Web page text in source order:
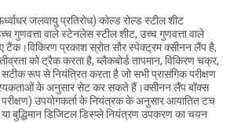
जलवायु प्रतिरोध) कोल्ड रोल्ड स्टील शीट
गुणवत्ता वाले स्टेनलेस स्टील शीट, उच्च गुणवत्ता वाले
प्रकाश स्रोत सौर स्पेक्ट्रम क्सीनन लैंप है,
को ट्रैक करता है, ब्लैकबोर्ड तापमान, विकिरण चक्र,
रूप से नियंत्रित करता है जो सभी प्रासंगिक परीक्षण
के अनुसार सेट कर सकते हैं।क्सीनन लैंप बॉक्स
उपयोगकर्ता के नियंत्रक के अनुसार आयातित टच
बुद्धिमान डिजिटल डिस्प्ले नियंत्रण उपकरण का चयन